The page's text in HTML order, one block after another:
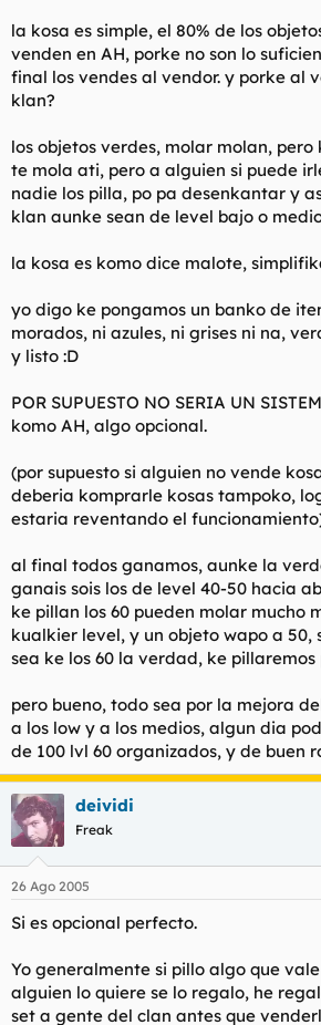
la kosa es simple, el 80% de los
venden en AH, porke no son lo
final los vendes al vendor. y porke al
klan?
los objetos verdes, molar molan, pero
te mola ati, pero a alguien si puede
nadie los pilla, po pa desenkantar y
klan aunke sean de level bajo o
la kosa es komo dice malote,
yo digo ke pongamos un banko de
morados, ni azules, ni grises ni na,
y listo :D
POR SUPUESTO NO SERIA UN
komo AH, algo opcional.
(por supuesto si alguien no vende
deberia komprarle kosas tampoko,
estaria reventando el
al final todos ganamos, aunke la
ganais sois los de level 40-50 hacia
ke pillan los 60 pueden molar mucho
kualkier level, y un objeto wapo a 50,
sea ke los 60 la verdad, ke
pero bueno, todo sea por la mejora
a los low y a los medios, algun dia
de 100 lvl 60 organizados, y de buen
deividi
Freak
26 Ago 2005
Si es opcional perfecto.
Yo generalmente si pillo algo que
alguien lo quiere se lo regalo, he
set a gente del clan antes que